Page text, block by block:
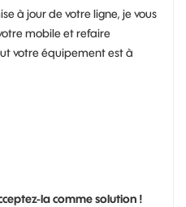
à jour de votre ligne, je vous
mobile et refaire
votre équipement est à
la comme solution !